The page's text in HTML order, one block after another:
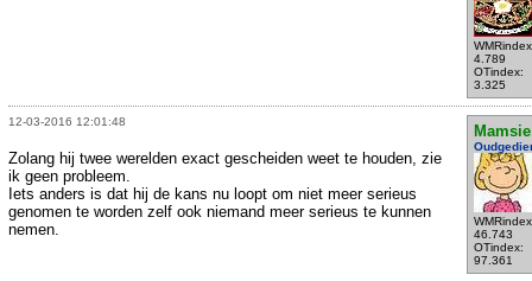
4.789
OTindex:
3.325
12-03-2016 12:01:48
Mamsie
46.743
OTindex:
97.361
Zolang hij twee werelden exact gescheiden weet te houden, zie
ik geen probleem.
Iets anders is dat hij de kans nu loopt om niet meer serieus
genomen te worden zelf ook niemand meer serieus te kunnen
nemen.